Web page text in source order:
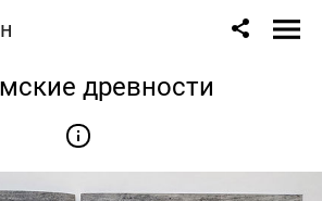
древности